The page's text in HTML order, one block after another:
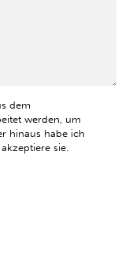
dem
werden, um
hinaus habe ich
sie.